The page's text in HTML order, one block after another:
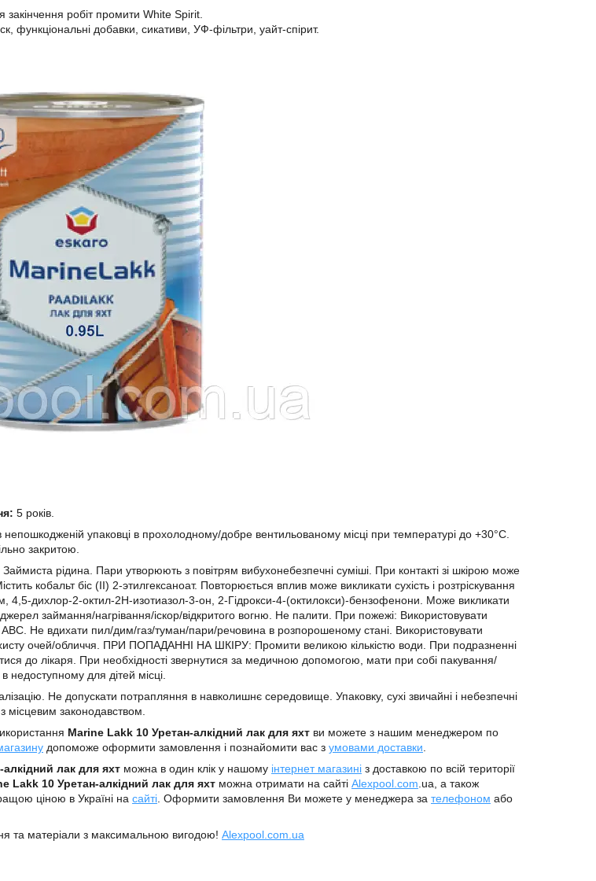
закінчення робіт промити White Spirit.
функціональні добавки, сикативи, УФ-фільтри, уайт-спірит.
5 років.
непошкодженій упаковці в прохолодному/добре вентильованому місці при температурі до +30°С.
закритою.
рідина. Пари утворюють з повітрям вибухонебезпечні суміші. При контакті зі шкірою може
кобальт біс (II) 2-этилгексаноат. Повторюється вплив може викликати сухість і розтріскування
4,5-дихлор-2-октил-2H-изотиазол-3-он, 2-Гідрокси-4-(октилокси)-бензофенони. Може викликати
займання/нагрівання/іскор/відкритого вогню. Не палити. При пожежі: Використовувати
Не вдихати пил/дим/газ/туман/пари/речовина в розпорошеному стані. Використовувати
очей/обличчя. ПРИ ПОПАДАННІ НА ШКІРУ: Промити великою кількістю води. При подразненні
до лікаря. При необхідності звернутися за медичною допомогою, мати при собі пакування/
недоступному для дітей місці.
Не допускати потрапляння в навколишнє середовище. Упаковку, сухі звичайні і небезпечні
з місцевим законодавством.
Marine Lakk 10 Уретан-алкідний лак для яхт ви можете з нашим менеджером по
допоможе оформити замовлення і познайомити вас з умовами доставки
лак для яхт можна в один клік у нашому інтернет магазині з доставкою по всій території
Lakk 10 Уретан-алкідний лак для яхт можна отримати на сайті Alexpool.com .ua, а також
ціною в Україні на сайті . Оформити замовлення Ви можете у менеджера за телефоном або
та матеріали з максимальною вигодою! Alexpool.com.ua